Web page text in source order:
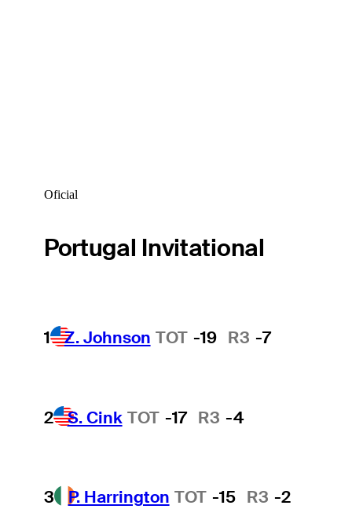
Oficial
Portugal Invitational
1 Z. Johnson TOT -19 R3 -7
2 S. Cink TOT -17 R3 -4
3 P. Harrington TOT -15 R3 -2